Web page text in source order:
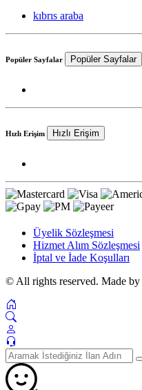
kıbrıs araba
Popüler Sayfalar Popüler Sayfalar
Hızlı Erişim Hızlı Erişim
Üyelik Sözleşmesi
Hizmet Alım Sözleşmesi
İptal ve İade Koşulları
© All rights reserved. Made by